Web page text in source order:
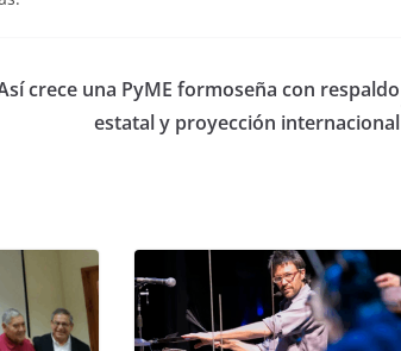
crece una PyME formoseña con respaldo
estatal y proyección internacional